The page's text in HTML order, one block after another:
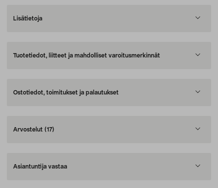
Lisätietoja
Tuotetiedot, liitteet ja mahdolliset varoitusmerkinnät
Ostotiedot, toimitukset ja palautukset
Arvostelut (17)
Asiantuntija vastaa